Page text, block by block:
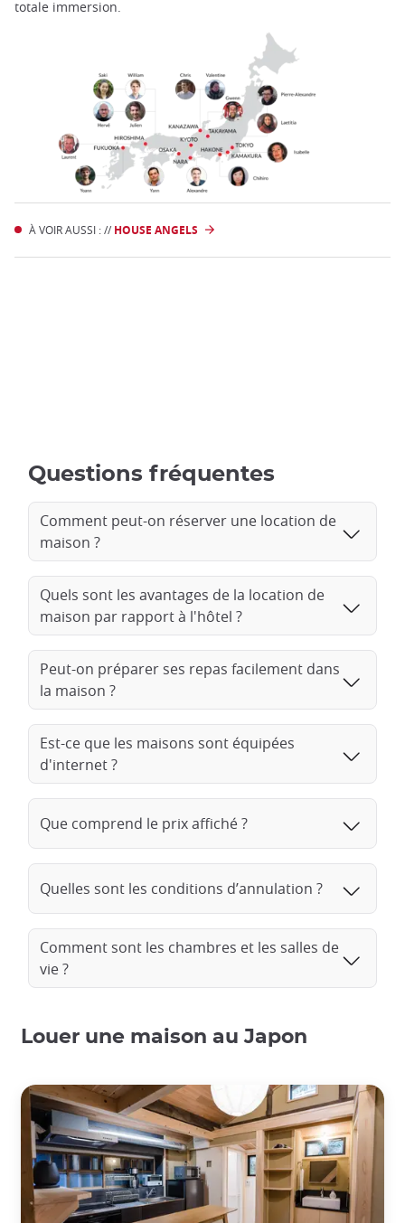
totale immersion.
À VOIR AUSSI : // HOUSE ANGELS
Questions fréquentes
Comment peut-on réserver une location de
maison ?
Quels sont les avantages de la location de
maison par rapport à l'hôtel ?
Peut-on préparer ses repas facilement dans
la maison ?
Est-ce que les maisons sont équipées
d'internet ?
Que comprend le prix affiché ?
Quelles sont les conditions d’annulation ?
Comment sont les chambres et les salles de
vie ?
Louer une maison au Japon